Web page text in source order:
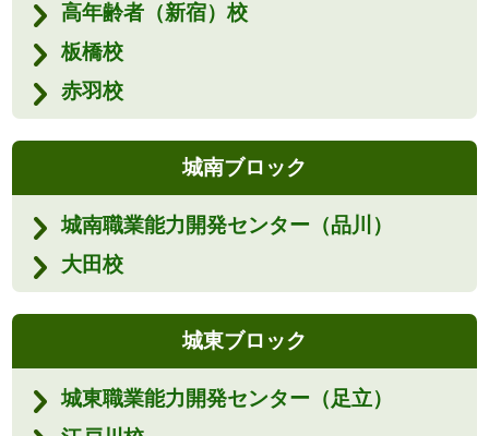
高年齢者（新宿）校
板橋校
赤羽校
城南ブロック
城南職業能力開発センター（品川）
大田校
城東ブロック
城東職業能力開発センター（足立）